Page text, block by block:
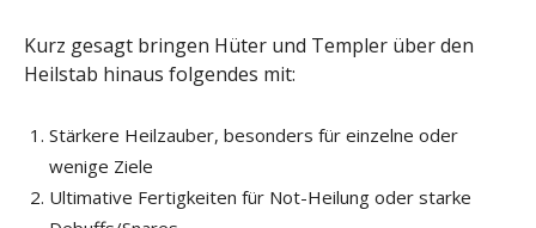
Kurz gesagt bringen Hüter und Templer über den
Heilstab hinaus folgendes mit:
Stärkere Heilzauber, besonders für einzelne oder
wenige Ziele
Ultimative Fertigkeiten für Not-Heilung oder starke